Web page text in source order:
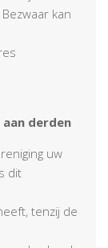
kan
derden
uw
dit
tenzij de